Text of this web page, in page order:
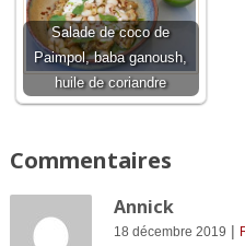
Salade de coco de
Paimpol, baba ganoush,
huile de coriandre
Commentaires
Annick
18 décembre 2019 |